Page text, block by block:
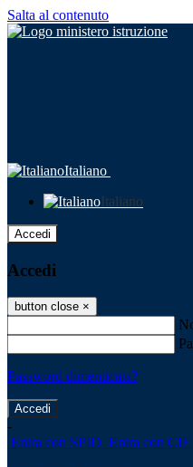
Salta al contenuto
Italiano
Italiano
Accedi
Accedi
button close ×
Password dimenticata?
-
Entra con SPID Entra con CIE